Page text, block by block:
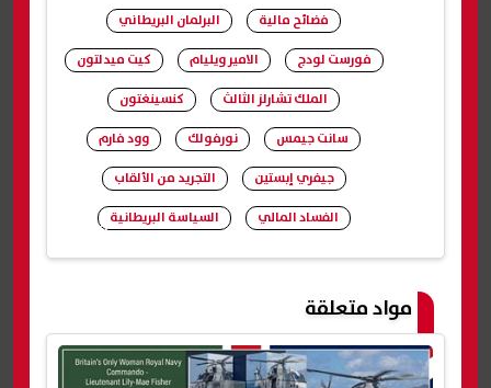
شارك
فضائح مالية
البرلمان البريطاني
فورست لودج
الامير ويليام
كيت ميدلتون
الملك تشارلز الثالث
كنسينغتون
سانت جيمس
نورفولك
وود فارم
جيفري إبستين
التجريد من الألقاب
الفساد المالي
السياسة البريطانية
مواد متعلقة